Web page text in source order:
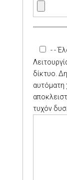
- -
δίκτυο.
αυτόματη
τυχόν